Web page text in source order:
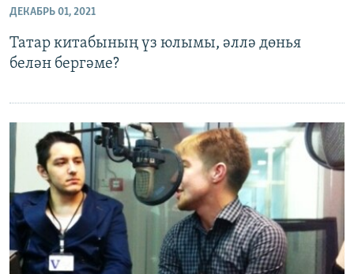
ДИНИ ТОРМЫШ
ПӘРӘВЕЗ
ФӘН-ФӘСМӘТӘН
КИНОХАНӘ
IDEL.РЕАЛИИ
БАШКА ТЕЛЛӘРДӘ
ДЕКАБРЬ 01, 2021
Татар китабының үз юлымы, әллә дөнья
белән бергәме?